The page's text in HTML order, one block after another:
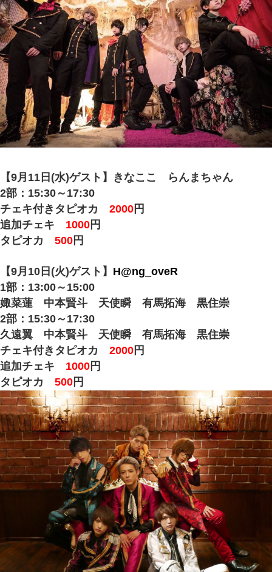
【9月11日(水)ゲスト】きなここ らんまちゃん
2部：15:30～17:30
チェキ付きタピオカ 2000 円
追加チェキ 1000 円
タピオカ 500 円
【9月10日(火)ゲスト】 H@ng_oveR
1部：13:00～15:00
娵菜蓮 中本賢斗 天使瞬 有馬拓海 黒住崇
2部：15:30～17:30
久遠翼 中本賢斗 天使瞬 有馬拓海 黒住崇
チェキ付きタピオカ 2000 円
追加チェキ 1000 円
タピオカ 500 円